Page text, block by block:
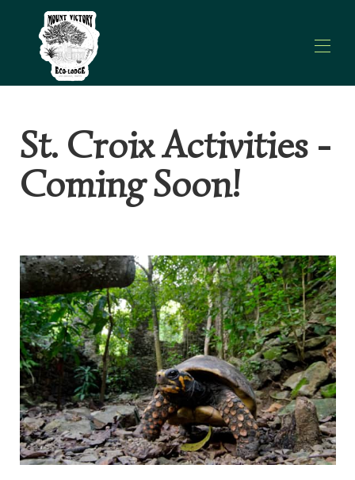
Alle ejendomme ▾
Ting at gøre ▾
Kontakt os
St. Croix Activities -
Coming Soon!